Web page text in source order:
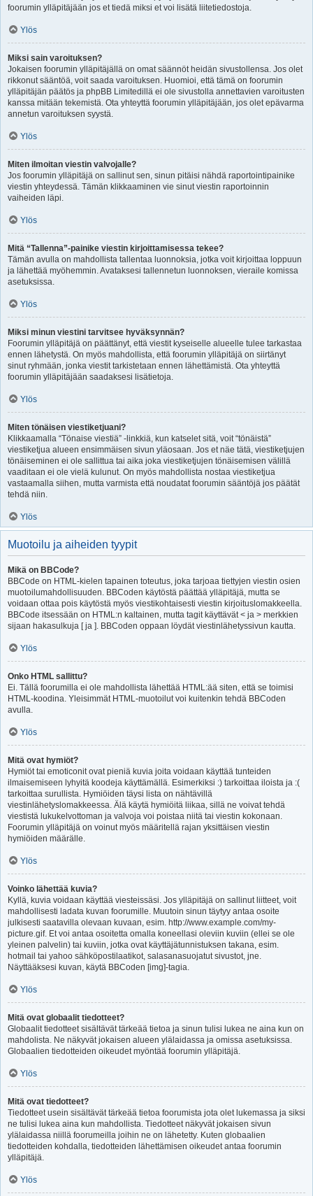
foorumin ylläpitäjään jos et tiedä miksi et voi lisätä liitetiedostoja.
Ylös
Miksi sain varoituksen?
Jokaisen foorumin ylläpitäjällä on omat säännöt heidän sivustollensa. Jos olet
rikkonut sääntöä, voit saada varoituksen. Huomioi, että tämä on foorumin
ylläpitäjän päätös ja phpBB Limitedillä ei ole sivustolla annettavien varoitusten
kanssa mitään tekemistä. Ota yhteyttä foorumin ylläpitäjään, jos olet epävarma
annetun varoituksen syystä.
Ylös
Miten ilmoitan viestin valvojalle?
Jos foorumin ylläpitäjä on sallinut sen, sinun pitäisi nähdä raportointipainike
viestin yhteydessä. Tämän klikkaaminen vie sinut viestin raportoinnin
vaiheiden läpi.
Ylös
Mitä “Tallenna”-painike viestin kirjoittamisessa tekee?
Tämän avulla on mahdollista tallentaa luonnoksia, jotka voit kirjoittaa loppuun
ja lähettää myöhemmin. Avataksesi tallennetun luonnoksen, vieraile komissa
asetuksissa.
Ylös
Miksi minun viestini tarvitsee hyväksynnän?
Foorumin ylläpitäjä on päättänyt, että viestit kyseiselle alueelle tulee tarkastaa
ennen lähetystä. On myös mahdollista, että foorumin ylläpitäjä on siirtänyt
sinut ryhmään, jonka viestit tarkistetaan ennen lähettämistä. Ota yhteyttä
foorumin ylläpitäjään saadaksesi lisätietoja.
Ylös
Miten tönäisen viestiketjuani?
Klikkaamalla “Tönaise viestiä” -linkkiä, kun katselet sitä, voit “tönäistä”
viestiketjua alueen ensimmäisen sivun yläosaan. Jos et näe tätä, viestiketjujen
tönäiseminen ei ole sallittua tai aika joka viestiketjujen tönäisemisen välillä
vaaditaan ei ole vielä kulunut. On myös mahdollista nostaa viestiketjua
vastaamalla siihen, mutta varmista että noudatat foorumin sääntöjä jos päätät
tehdä niin.
Ylös
Muotoilu ja aiheiden tyypit
Mikä on BBCode?
BBCode on HTML-kielen tapainen toteutus, joka tarjoaa tiettyjen viestin osien
muotoilumahdollisuuden. BBCoden käytöstä päättää ylläpitäjä, mutta se
voidaan ottaa pois käytöstä myös viestikohtaisesti viestin kirjoituslomakkeella.
BBCode itsessään on HTML:n kaltainen, mutta tagit käyttävät < ja > merkkien
sijaan hakasulkuja [ ja ]. BBCoden oppaan löydät viestinlähetyssivun kautta.
Ylös
Onko HTML sallittu?
Ei. Tällä foorumilla ei ole mahdollista lähettää HTML:ää siten, että se toimisi
HTML-koodina. Yleisimmät HTML-muotoilut voi kuitenkin tehdä BBCoden
avulla.
Ylös
Mitä ovat hymiöt?
Hymiöt tai emoticonit ovat pieniä kuvia joita voidaan käyttää tunteiden
ilmaisemiseen lyhyitä koodeja käyttämällä. Esimerkiksi :) tarkoittaa iloista ja :(
tarkoittaa surullista. Hymiöiden täysi lista on nähtävillä
viestinlähetyslomakkeessa. Älä käytä hymiöitä liikaa, sillä ne voivat tehdä
viestistä lukukelvottoman ja valvoja voi poistaa niitä tai viestin kokonaan.
Foorumin ylläpitäjä on voinut myös määritellä rajan yksittäisen viestin
hymiöiden määrälle.
Ylös
Voinko lähettää kuvia?
Kyllä, kuvia voidaan käyttää viesteissäsi. Jos ylläpitäjä on sallinut liitteet, voit
mahdollisesti ladata kuvan foorumille. Muutoin sinun täytyy antaa osoite
julkisesti saatavilla olevaan kuvaan, esim. http://www.example.com/my-
picture.gif. Et voi antaa osoitetta omalla koneellasi oleviin kuviin (ellei se ole
yleinen palvelin) tai kuviin, jotka ovat käyttäjätunnistuksen takana, esim.
hotmail tai yahoo sähköpostilaatikot, salasanasuojatut sivustot, jne.
Näyttääksesi kuvan, käytä BBCoden [img]-tagia.
Ylös
Mitä ovat globaalit tiedotteet?
Globaalit tiedotteet sisältävät tärkeää tietoa ja sinun tulisi lukea ne aina kun on
mahdolista. Ne näkyvät jokaisen alueen ylälaidassa ja omissa asetuksissa.
Globaalien tiedotteiden oikeudet myöntää foorumin ylläpitäjä.
Ylös
Mitä ovat tiedotteet?
Tiedotteet usein sisältävät tärkeää tietoa foorumista jota olet lukemassa ja siksi
ne tulisi lukea aina kun mahdollista. Tiedotteet näkyvät jokaisen sivun
ylälaidassa niillä foorumeilla joihin ne on lähetetty. Kuten globaalien
tiedotteiden kohdalla, tiedotteiden lähettämisen oikeudet antaa foorumin
ylläpitäjä.
Ylös